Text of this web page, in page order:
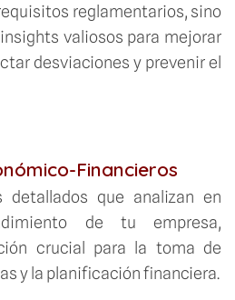
reglamentarios, sino
valiosos para mejorar
desviaciones y prevenir el
Financieros
detallados que analizan en
de tu empresa,
crucial para la toma de
y la planificación financiera.